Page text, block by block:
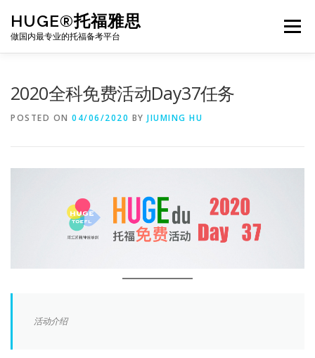
content
HUGE®托福雅思
做国内最专业的托福备考平台
Menu
2020全科免费活动Day37任务
POSTED ON 04/06/2020 BY JIUMING HU
活动介绍